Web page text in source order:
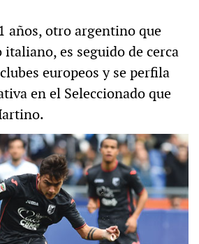
años, otro argentino que
es seguido de cerca
europeos y se perfila
en el Seleccionado que